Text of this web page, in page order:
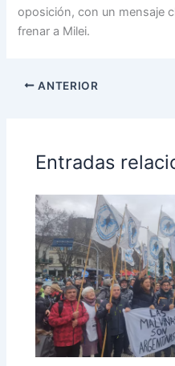
oposición, con un mensaje
frenar a Milei.
ANTERIOR
Entradas